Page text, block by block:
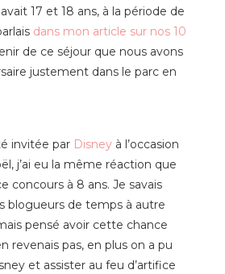
17 et 18 ans, à la période de
dans mon article sur nos 10
de ce séjour que nous avons
justement dans le parc en
invitée par Disney à l’occasion
j’ai eu la même réaction que
concours à 8 ans. Je savais
blogueurs de temps à autre
pensé avoir cette chance
revenais pas, en plus on a pu
et assister au feu d’artifice